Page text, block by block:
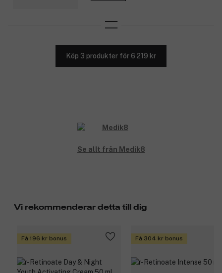
Köp 3 produkter för 6 219 kr
Se allt från Medik8
Vi rekommenderar detta till dig
Få 196 kr bonus Få 304 kr bonus